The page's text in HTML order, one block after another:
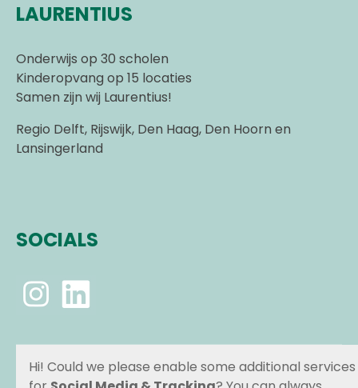
LAURENTIUS
Onderwijs op 30 scholen
Kinderopvang op 15 locaties
Samen zijn wij Laurentius!
Regio Delft, Rijswijk, Den Haag, Den Hoorn en
Lansingerland
SOCIALS
Privacy statement
Hi! Could we please enable some additional services